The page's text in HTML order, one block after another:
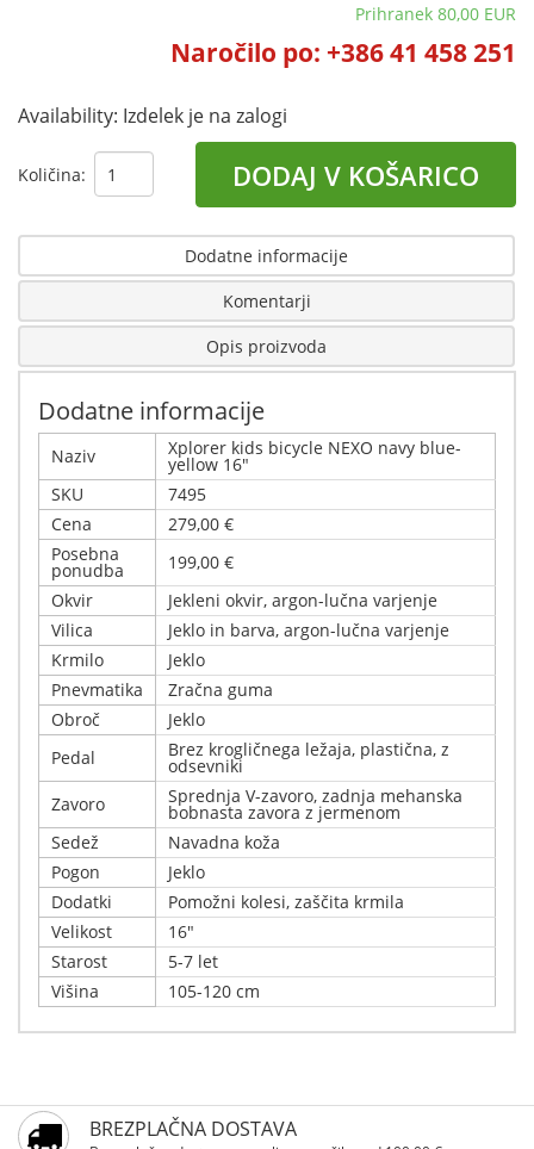
Prihranek 80,00 EUR
Naročilo po: +386 41 458 251
Availability: Izdelek je na zalogi
Količina: DODAJ V KOŠARICO
Dodatne informacije
Komentarji
Opis proizvoda
Dodatne informacije
Naziv Xplorer kids bicycle NEXO navy blue-
yellow 16"
SKU
7495
Cena
279,00 €
Posebna
ponudba
199,00 €
Okvir
Jekleni okvir, argon-lučna varjenje
Vilica
Jeklo in barva, argon-lučna varjenje
Krmilo
Jeklo
Pnevmatika
Zračna guma
Obroč
Jeklo
Pedal
Brez krogličnega ležaja, plastična, z
odsevniki
Zavoro
Sprednja V-zavoro, zadnja mehanska
bobnasta zavora z jermenom
Sedež
Navadna koža
Pogon
Jeklo
Dodatki
Pomožni kolesi, zaščita krmila
Velikost
16"
Starost
5-7 let
Višina
105-120 cm
Samo registrirani uporabniki lahko pišejo ocene.
Prosimo, registrirajte se
Pripravite se na prave otroške avanture! Ta kolo je
zasnovano tako, da zagotavlja varnost in užitek pri
BREZPLAČNA DOSTAVA